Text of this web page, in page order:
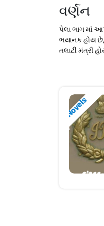
વર્ણન
પેલા ભાગ માં
ભયાનક હોય
તલાટી મંત્રી
Novels